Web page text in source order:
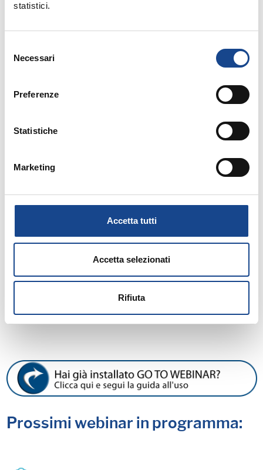
statistici.
delNecessari
Preferenze
Statistiche
Marketing
Accetta tutti
Accetta selezionati
Rifiuta
Relatore:
Allegati:
MATERIALE DIDATTICO
Prossimi webinar in programma: